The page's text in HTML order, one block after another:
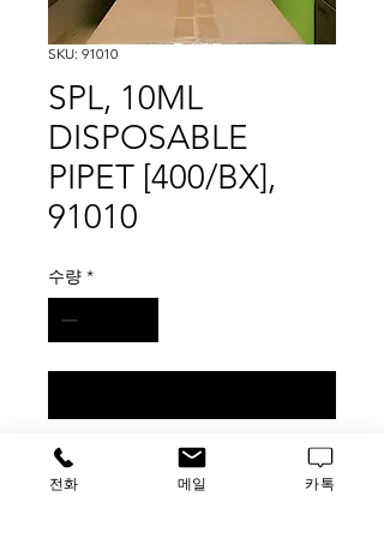
SKU: 91010
SPL, 10ML
DISPOSABLE
PIPET [400/BX],
91010
수량 *
SPL Serological Pipettes
are classified by sample volume.
전화 메일 카톡